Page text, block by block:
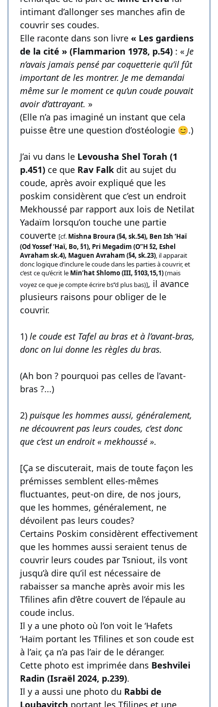
intimant d’allonger ses manches afin de
couvrir ses coudes.
Elle raconte dans son livre « Les gardiens
de la cité » (Flammarion 1978, p.54) : « Je
n’avais jamais pensé par coquetterie qu’il fût
important de les montrer. Je me demandai
même sur le moment ce qu’un coude pouvait
avoir d’attrayant. »
(Elle n’a pas imaginé un instant que cela
puisse être une question d’ostéologie 😊.)
J’ai vu dans le Levousha Shel Torah (1
p.451) ce que Rav Falk dit au sujet du
coude, après avoir expliqué que les
poskim considèrent que c’est un endroit
Mekhoussé par rapport aux lois de Netilat
Yadaïm lorsqu’on touche une partie
couverte [cf. Mishna Broura (§4, sk.54), Ben Ish ‘Haï
(Od Yossef ‘Haï, Bo, §1), Pri Megadim (O’’H §2, Eshel
Avraham sk.4), Maguen Avraham (§4, sk.23), il apparait
donc logique d’inclure le coude dans les parties à couvrir, et
c’est ce qu’écrit le Min’hat Shlomo (III, §103,15,1)(mais
voyez ce que je compte écrire bs’’d plus bas)], il avance
plusieurs raisons pour obliger de le
couvrir.
1) le coude est Tafel au bras et à l’avant-bras,
donc on lui donne les règles du bras.
(Ah bon ? pourquoi pas celles de l’avant-
bras ?...)
2) puisque les hommes aussi, généralement,
ne découvrent pas leurs coudes, c’est donc
que c’est un endroit « mekhoussé ».
[Ça se discuterait, mais de toute façon les
prémisses semblent elles-mêmes
fluctuantes, peut-on dire, de nos jours,
que les hommes, généralement, ne
dévoilent pas leurs coudes?
Certains Poskim considèrent effectivement
que les hommes aussi seraient tenus de
couvrir leurs coudes par Tsniout, ils vont
jusqu’à dire qu’il est nécessaire de
rabaisser sa manche après avoir mis les
Tfilines afin d’être couvert de l’épaule au
coude inclus.
Il y a une photo où l’on voit le ‘Hafets
‘Haïm portant les Tfilines et son coude est
à l’air, ça n’a pas l’air de le déranger.
Cette photo est imprimée dans Beshvilei
Radin (Israël 2024, p.239).
Il y a aussi une photo du Rabbi de
Loubavitch portant les Tfilines et une